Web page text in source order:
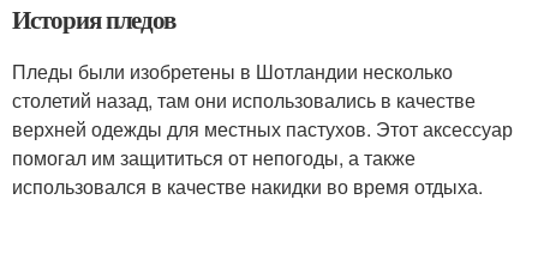
История пледов
Пледы были изобретены в Шотландии несколько
столетий назад, там они использовались в качестве
верхней одежды для местных пастухов. Этот аксессуар
помогал им защититься от непогоды, а также
использовался в качестве накидки во время отдыха.